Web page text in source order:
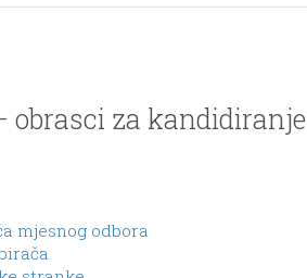
obrasci za kandidiranje
mjesnog odbora